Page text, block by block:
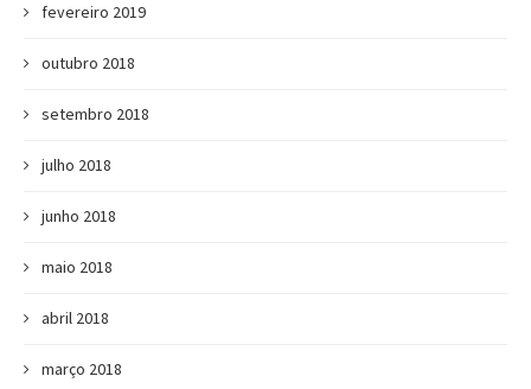
fevereiro 2019
outubro 2018
setembro 2018
julho 2018
junho 2018
maio 2018
abril 2018
março 2018